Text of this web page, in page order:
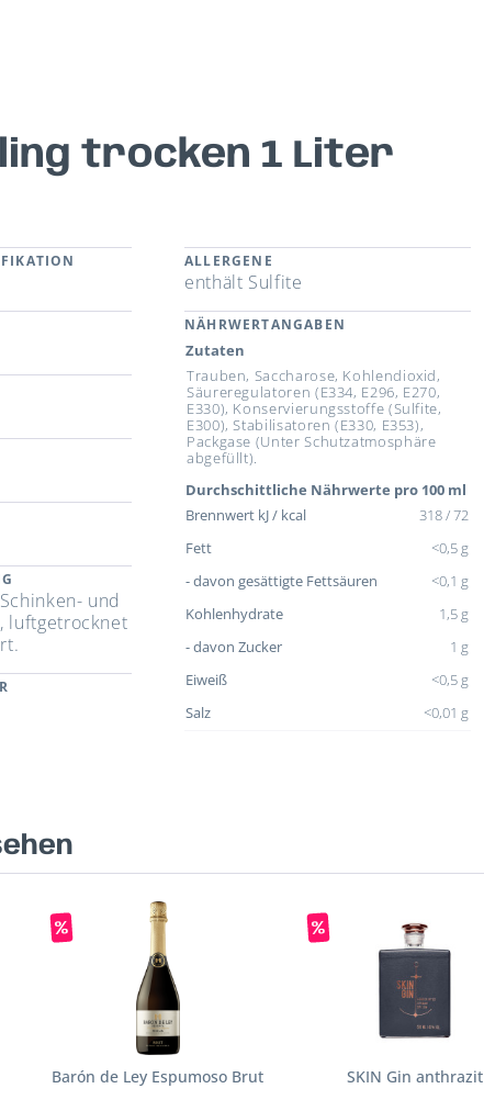
trocken 1 Liter
und
luftgetrocknet
ALLERGENE
enthält Sulfite
NÄHRWERTANGABEN
Zutaten
Trauben, Saccharose, Kohlendioxid,
Säureregulatoren (E334, E296, E270,
E330), Konservierungsstoffe (Sulfite,
E300), Stabilisatoren (E330, E353),
Packgase (Unter Schutzatmosphäre
abgefüllt).
Durchschittliche Nährwerte pro 100 ml
Brennwert kJ / kcal
318 / 72
Fett
<0,5 g
- davon gesättigte Fettsäuren
<0,1 g
Kohlenhydrate
1,5 g
- davon Zucker
1 g
Eiweiß
<0,5 g
Salz
<0,01 g
Barón de Ley Espumoso Brut SKIN Gin anthrazit